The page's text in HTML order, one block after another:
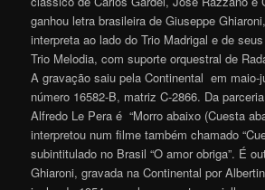
ganhou letra brasileira de Giuseppe
interpreta ao lado do Trio Madrigal e de
Trio Melodia, com suporte orquestral de
A gravação saiu pela Continental em maio-
número 16582-B, matriz C-2866. Da
Alfredo Le Pera é “Morro abaixo (Cuesta
interpretou num filme também chamado
subintitulado no Brasil “O amor obriga”. É
Ghiaroni, gravada na Continental por